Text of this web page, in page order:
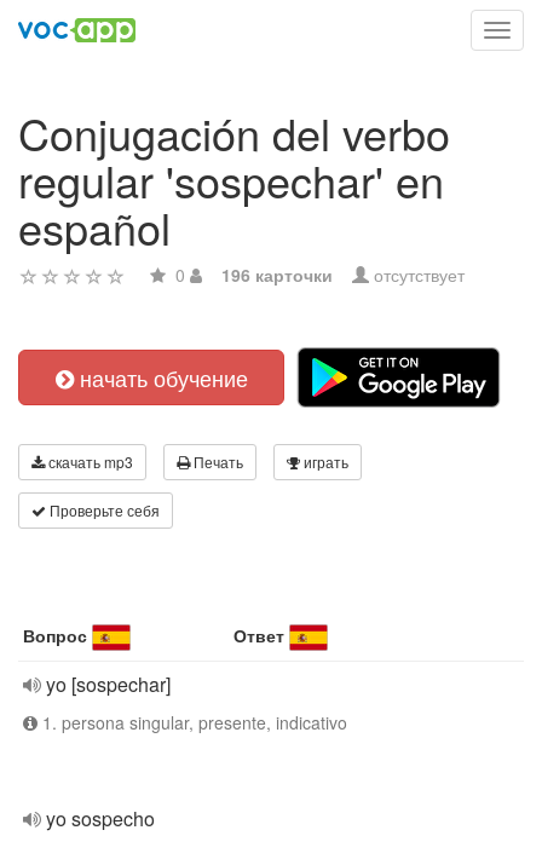
Conjugación del verbo
regular 'sospechar' en
español
0 196 карточки отсутствует
начать обучение
скачать mp3 Печать играть
Проверьте себя
Вопрос Ответ
yo [sospechar]
1. persona singular, presente, indicativo
yo sospecho